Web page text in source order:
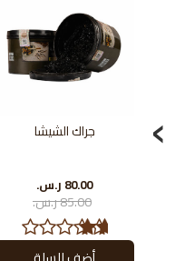
جراك الشيشا
80.00 ر.س.‏
85.00 ر.س.‏
›